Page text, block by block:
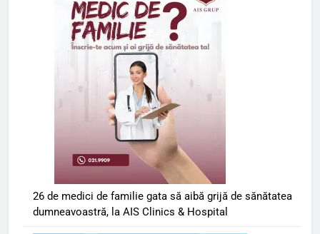
26 de medici de familie gata să aibă grijă de sănătatea
dumneavoastră, la AIS Clinics & Hospital